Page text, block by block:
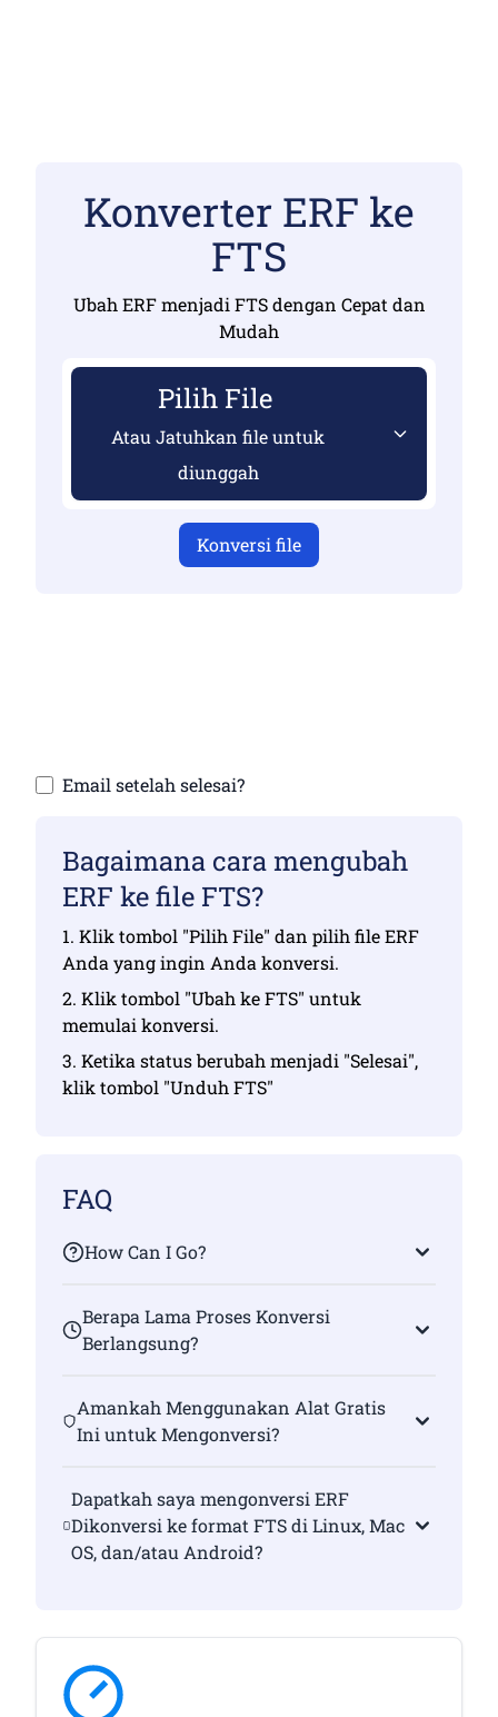
Konverter ERF ke
FTS
Ubah ERF menjadi FTS dengan Cepat dan
Mudah
Pilih File
Atau Jatuhkan file untuk
diunggah
Konversi file
Email setelah selesai?
Bagaimana cara mengubah
ERF ke file FTS?
1. Klik tombol "Pilih File" dan pilih file ERF
Anda yang ingin Anda konversi.
2. Klik tombol "Ubah ke FTS" untuk
memulai konversi.
3. Ketika status berubah menjadi "Selesai",
klik tombol "Unduh FTS"
FAQ
How Can I Go?
Berapa Lama Proses Konversi
Berlangsung?
Amankah Menggunakan Alat Gratis
Ini untuk Mengonversi?
Dapatkah saya mengonversi ERF
Dikonversi ke format FTS di Linux, Mac
OS, dan/atau Android?